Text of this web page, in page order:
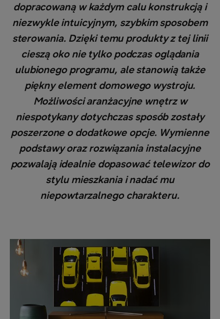
dopracowaną w każdym calu konstrukcją i
niezwykle intuicyjnym, szybkim sposobem
sterowania. Dzięki temu produkty z tej linii
cieszą oko nie tylko podczas oglądania
ulubionego programu, ale stanowią także
piękny element domowego wystroju.
Możliwości aranżacyjne wnętrz w
niespotykany dotychczas sposób zostały
poszerzone o dodatkowe opcje. Wymienne
podstawy oraz rozwiązania instalacyjne
pozwalają idealnie dopasować telewizor do
stylu mieszkania i nadać mu
niepowtarzalnego charakteru.